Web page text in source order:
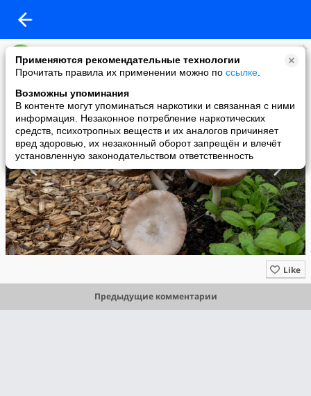
Применяются рекомендательные технологии
Прочитать правила их применении можно по ссылке
Возможны упоминания
В контенте могут упоминаться наркотики и связанная с ними
информация. Незаконное потребление наркотических
средств, психотропных веществ и их аналогов причиняет
вред здоровью, их незаконный оборот запрещён и влечёт
установленную законодательством ответственность
MIR24.TV
added a photo
03 Jun в 15:07
Like
Предыдущие комментарии